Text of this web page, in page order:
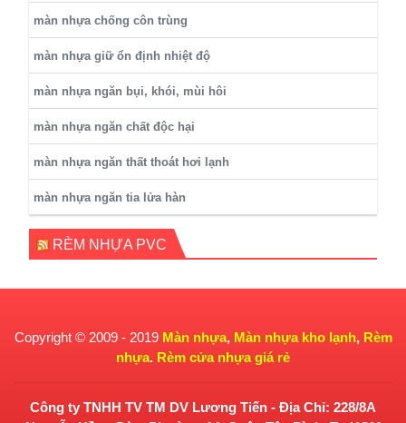
màn nhựa chống côn trùng
màn nhựa giữ ổn định nhiệt độ
màn nhựa ngăn bụi, khói, mùi hôi
màn nhựa ngăn chất độc hại
màn nhựa ngăn thất thoát hơi lạnh
màn nhựa ngăn tia lửa hàn
RÈM NHỰA PVC
Copyright © 2009 - 2019 Màn nhựa, Màn nhựa kho lạnh, Rèm
nhựa. Rèm cửa nhựa giá rẻ
Công ty TNHH TV TM DV Lương Tiến - Địa Chỉ: 228/8A